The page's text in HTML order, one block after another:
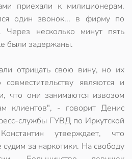
приехали к милиционерам.
один звонок... в фирму по
Через несколько минут пять
были задержаны.
отрицать свою вину, но их
являются и
что они занимаются извозом
клиентов", - говорит Денис
службы ГУВД по Иркутской
утверждает, что
судим за наркотики. На свободу